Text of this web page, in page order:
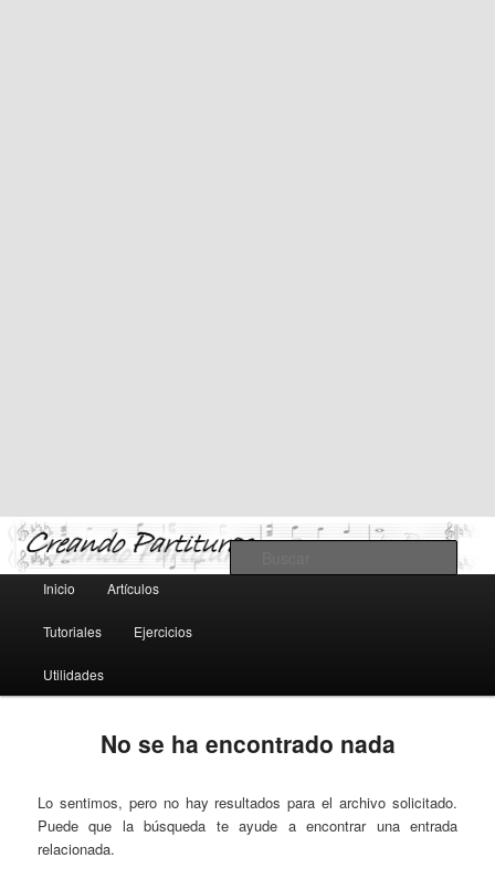
Teoría y notación musical, software y MIDI
Menú
Ir
al
contenido
principal
Ir
al
contenido
secundario
Inicio Artículos
Tutoriales Ejercicios
Utilidades
No se ha encontrado nada
Lo sentimos, pero no hay resultados para el archivo solicitado.
Puede que la búsqueda te ayude a encontrar una entrada
relacionada.